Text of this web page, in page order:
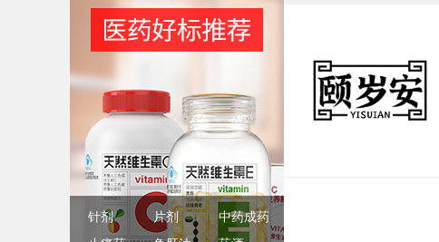
针剂 片剂
中药成药